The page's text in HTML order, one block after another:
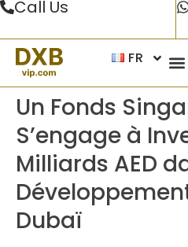
Call Us
FR
Un Fonds
S’engage à
Milliards AED
Dubaï